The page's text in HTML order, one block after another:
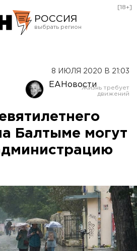
РОССИЯ
Оренбург
[18+]
8 ИЮЛЯ 2020 В 21:03
ЕАНовости
Балтыме могут